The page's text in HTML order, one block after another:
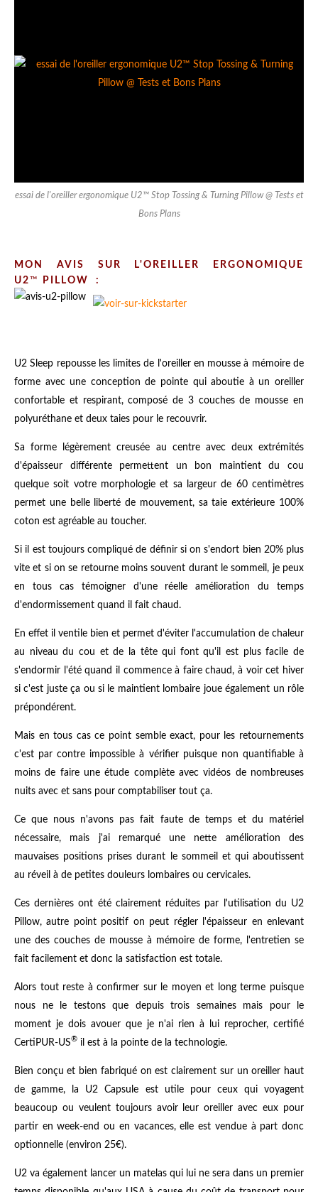
essai de l'oreiller ergonomique U2™ Stop Tossing & Turning Pillow @ Tests et
Bons Plans
MON AVIS SUR L'OREILLER ERGONOMIQUE
U2™ PILLOW :
U2 Sleep repousse les limites de l'oreiller en mousse à mémoire de
forme avec une conception de pointe qui aboutie à un oreiller
confortable et respirant, composé de 3 couches de mousse en
polyuréthane et deux taies pour le recouvrir.
Sa forme légèrement creusée au centre avec deux extrémités
d'épaisseur différente permettent un bon maintient du cou
quelque soit votre morphologie et sa largeur de 60 centimètres
permet une belle liberté de mouvement, sa taie extérieure 100%
coton est agréable au toucher.
Si il est toujours compliqué de définir si on s'endort bien 20% plus
vite et si on se retourne moins souvent durant le sommeil, je peux
en tous cas témoigner d'une réelle amélioration du temps
d'endormissement quand il fait chaud.
En effet il ventile bien et permet d'éviter l'accumulation de chaleur
au niveau du cou et de la tête qui font qu'il est plus facile de
s'endormir l'été quand il commence à faire chaud, à voir cet hiver
si c'est juste ça ou si le maintient lombaire joue également un rôle
prépondérent.
Mais en tous cas ce point semble exact, pour les retournements
c'est par contre impossible à vérifier puisque non quantifiable à
moins de faire une étude complète avec vidéos de nombreuses
nuits avec et sans pour comptabiliser tout ça.
Ce que nous n'avons pas fait faute de temps et du matériel
nécessaire, mais j'ai remarqué une nette amélioration des
mauvaises positions prises durant le sommeil et qui aboutissent
au réveil à de petites douleurs lombaires ou cervicales.
Ces dernières ont été clairement réduites par l'utilisation du U2
Pillow, autre point positif on peut régler l'épaisseur en enlevant
une des couches de mousse à mémoire de forme, l'entretien se
fait facilement et donc la satisfaction est totale.
Alors tout reste à confirmer sur le moyen et long terme puisque
nous ne le testons que depuis trois semaines mais pour le
moment je dois avouer que je n'ai rien à lui reprocher, certifié
CertiPUR-US® il est à la pointe de la technologie.
Bien conçu et bien fabriqué on est clairement sur un oreiller haut
de gamme, la U2 Capsule est utile pour ceux qui voyagent
beaucoup ou veulent toujours avoir leur oreiller avec eux pour
partir en week-end ou en vacances, elle est vendue à part donc
optionnelle (environ 25€).
U2 va également lancer un matelas qui lui ne sera dans un premier